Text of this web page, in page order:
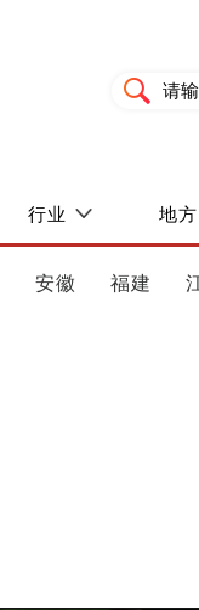
行业 地方
安徽 福建